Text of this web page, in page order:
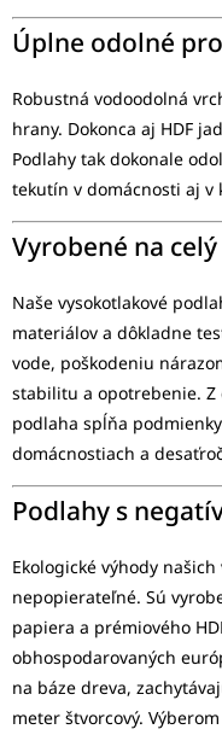
Úplne odolné
Robustná vodoodolná
hrany. Dokonca aj HDF
Podlahy tak dokonale
tekutín v domácnosti aj v
Vyrobené na
Naše vysokotlakové
materiálov a dôkladne
vode, poškodeniu
stabilitu a opotrebenie.
podlaha spĺňa
domácnostiach a
Podlahy s
Ekologické výhody
nepopierateľné. Sú
papiera a prémiového
obhospodarovaných
na báze dreva,
meter štvorcový.